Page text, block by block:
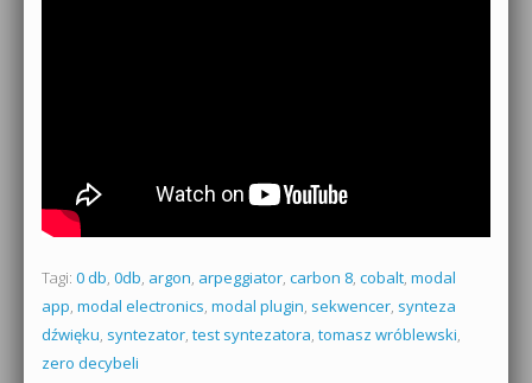
Tagi: 0 db, 0db, argon, arpeggiator, carbon 8, cobalt, modal
app, modal electronics, modal plugin, sekwencer, synteza
dźwięku, syntezator, test syntezatora, tomasz wróblewski,
zero decybeli